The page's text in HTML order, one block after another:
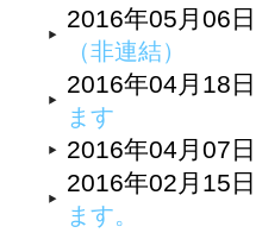
2016年05月06日
（非連結）
2016年04月18日
ます
2016年04月07日
2016年02月15日
ます。